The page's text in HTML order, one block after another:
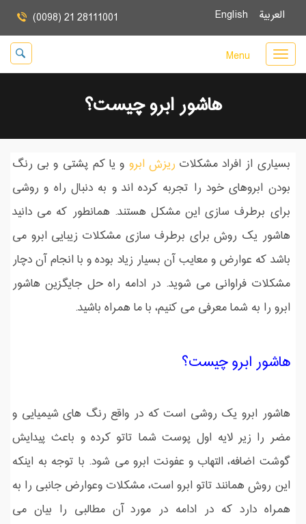
العربية (0098) 21 28111001
Menu
هاشور ابرو چیست؟
بسیاری از افراد مشکلات ریزش ابرو و یا کم پشتی و بی رنگ
بودن ابروهای خود را تجربه کرده اند و به دنبال راه و روشی
برای برطرف سازی این مشکل هستند. همانطور که می دانید
هاشور یک روش برای برطرف سازی مشکلات زیبایی ابرو می
باشد که عوارض و معایب آن بسیار زیاد بوده و با انجام آن دچار
مشکلات فراوانی می شوید. در ادامه راه حل جایگزین هاشور
ابرو را به شما معرفی می کنیم، با ما همراه باشید.
هاشور ابرو چیست؟
هاشور ابرو یک روشی است که در واقع رنگ های شیمیایی و
مضر را زیر لایه اول پوست شما تاتو کرده و باعث پیدایش
گوشت اضافه، التهاب و عفونت ابرو می شود. با توجه به اینکه
این روش همانند تاتو ابرو است، مشکلات وعوارض جانبی را به
همراه دارد که در ادامه در مورد آن مطالبی را بیان می